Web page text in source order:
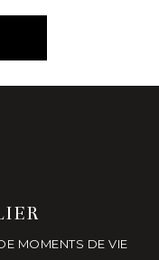
MOMENTS DE VIE